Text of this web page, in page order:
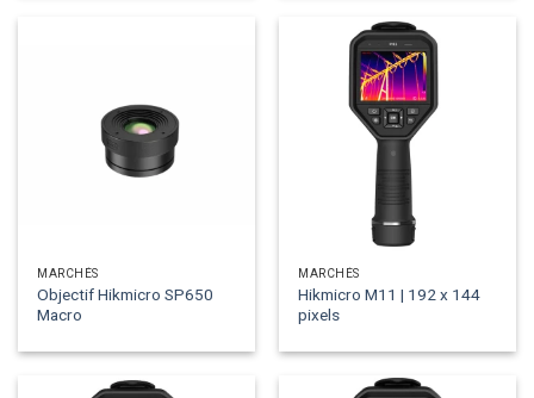
MARCHÉS
Objectif Hikmicro SP650
Macro
MARCHÉS
Hikmicro M11 | 192 x 144
pixels